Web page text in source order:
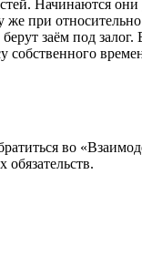
Начинаются они
же при
заём под
собственного
во